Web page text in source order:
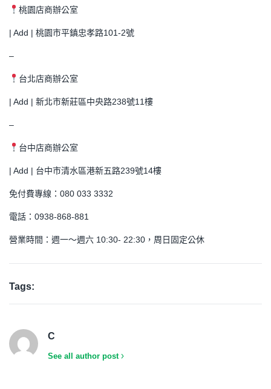
桃園店商辦公室
| Add | 桃園市平鎮忠孝路101-2號
–
台北店商辦公室
| Add | 新北市新莊區中央路238號11樓
–
台中店商辦公室
| Add | 台中市清水區港新五路239號14樓
免付費專線：080 033 3332
電話：0938-868-881
營業時間：週一～週六 10:30- 22:30，周日固定公休
Tags:
C
See all author post